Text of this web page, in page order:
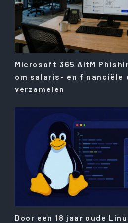
Microsoft 365 AitM
om salaris- en financiële
verzamelen
Door een 18 jaar oude